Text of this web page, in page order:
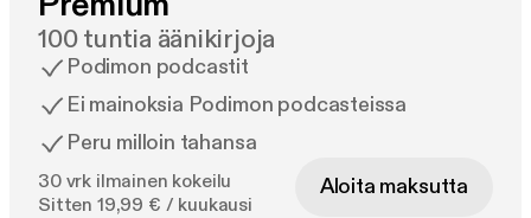
100 tuntia äänikirjoja
Podimon podcastit
Ei mainoksia Podimon podcasteissa
Peru milloin tahansa
30 vrk ilmainen kokeilu
Sitten 19,99 € / kuukausi
Aloita maksutta